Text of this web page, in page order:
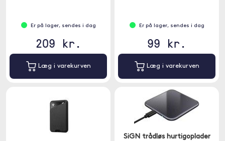
Er på lager, sendes i dag
209 kr.
Læg i varekurven
Er på lager, sendes i dag
99 kr.
Læg i varekurven
SiGN trådløs hurtigoplader